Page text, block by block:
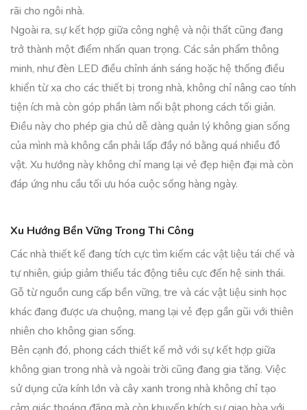
rãi cho ngôi nhà.
Ngoài ra, sự kết hợp giữa công nghệ và nội thất cũng đang
trở thành một điểm nhấn quan trọng. Các sản phẩm thông
minh, như đèn LED điều chỉnh ánh sáng hoặc hệ thống điều
khiển từ xa cho các thiết bị trong nhà, không chỉ nâng cao tính
tiện ích mà còn góp phần làm nổi bật phong cách tối giản.
Điều này cho phép gia chủ dễ dàng quản lý không gian sống
của mình mà không cần phải lấp đầy nó bằng quá nhiều đồ
vật. Xu hướng này không chỉ mang lại vẻ đẹp hiện đại mà còn
đáp ứng nhu cầu tối ưu hóa cuộc sống hàng ngày.
Xu Hướng Bền Vững Trong Thi Công
Các nhà thiết kế đang tích cực tìm kiếm các vật liệu tái chế và
tự nhiên, giúp giảm thiểu tác động tiêu cực đến hệ sinh thái.
Gỗ từ nguồn cung cấp bền vững, tre và các vật liệu sinh học
khác đang được ưa chuộng, mang lại vẻ đẹp gần gũi với thiên
nhiên cho không gian sống.
Bên cạnh đó, phong cách thiết kế mở với sự kết hợp giữa
không gian trong nhà và ngoài trời cũng đang gia tăng. Việc
sử dụng cửa kính lớn và cây xanh trong nhà không chỉ tạo